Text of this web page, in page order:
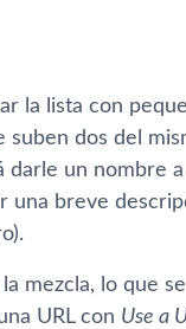
la lista con
dos del
darle un nombre
una breve
mezcla, lo que
URL con Use a